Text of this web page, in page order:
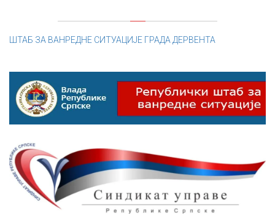
ШТАБ ЗА ВАНРЕДНЕ СИТУАЦИЈЕ ГРАДА ДЕРВЕНТА